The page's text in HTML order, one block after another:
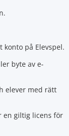
konto på Elevspel.
byte av e-
elever med rätt
en giltig licens för